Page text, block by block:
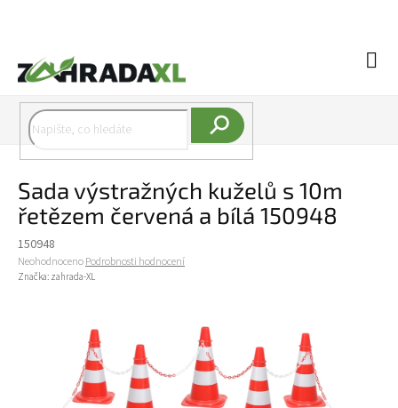
Sada výstražných kuželů s 10m
řetězem červená a bílá 150948
150948
Průměrné hodnocení produktu je 0,0 z 5 hvězdiček.
NeohodnocenoPodrobnosti hodnocení
Značka: zahrada-XL